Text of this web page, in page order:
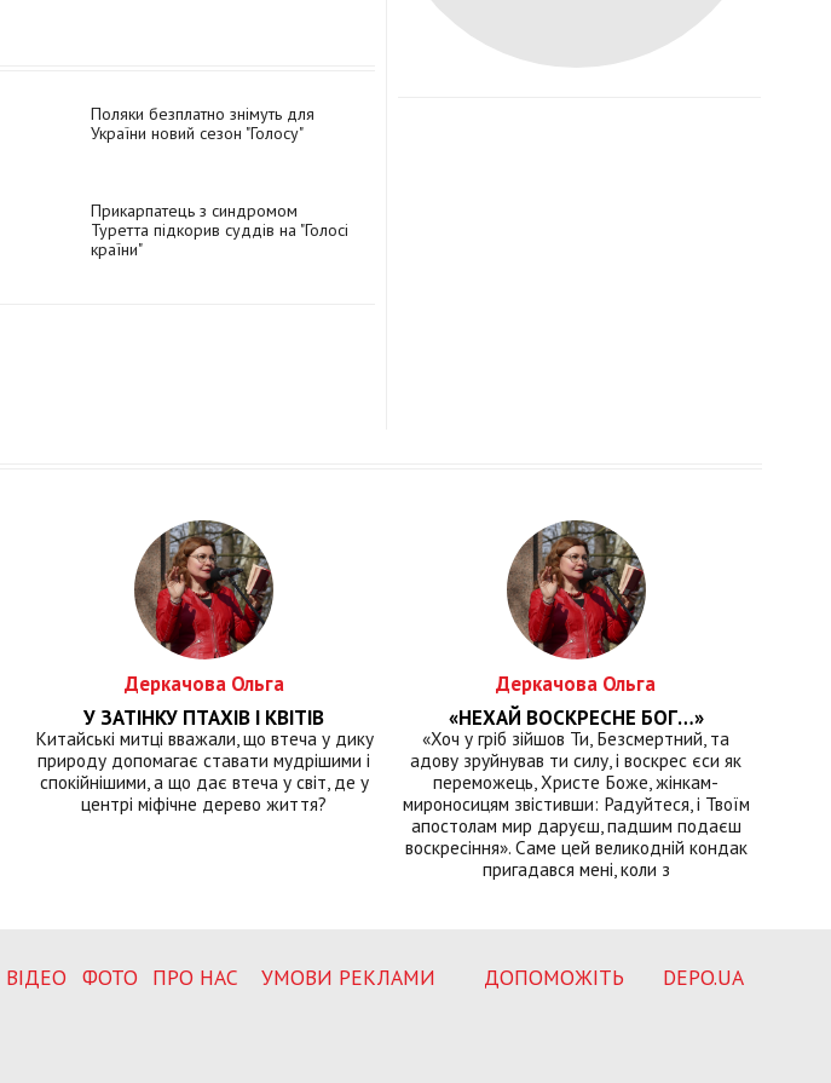
Поляки безплатно знімуть для
України новий сезон "Голосу"
Прикарпатець з синдромом
Туретта підкорив суддів на "Голосі
країни"
Деркачова Ольга
У ЗАТІНКУ ПТАХІВ І КВІТІВ
Китайські митці вважали, що втеча у дику
природу допомагає ставати мудрішими і
спокійнішими, а що дає втеча у світ, де у
центрі міфічне дерево життя?
Деркачова Ольга
«НЕХАЙ ВОСКРЕСНЕ БОГ…»
«Хоч у гріб зійшов Ти, Безсмертний, та
адову зруйнував ти силу, і воскрес єси як
переможець, Христе Боже, жінкам-
мироносицям звістивши: Радуйтеся, і Твоїм
апостолам мир даруєш, падшим подаєш
воскресіння». Саме цей великодній кондак
пригадався мені, коли з
ВІДЕО ФОТО ПРО НАС УМОВИ РЕКЛАМИ ДОПОМОЖІТЬ DEPO.UA